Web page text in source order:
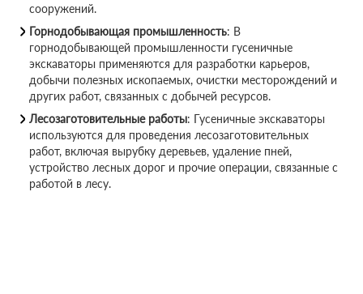
сооружений.
Горнодобывающая промышленность: В
горнодобывающей промышленности гусеничные
экскаваторы применяются для разработки карьеров,
добычи полезных ископаемых, очистки месторождений и
других работ, связанных с добычей ресурсов.
Лесозаготовительные работы: Гусеничные экскаваторы
используются для проведения лесозаготовительных
работ, включая вырубку деревьев, удаление пней,
устройство лесных дорог и прочие операции, связанные с
работой в лесу.